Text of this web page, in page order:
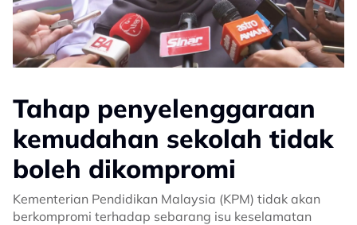
Tahap penyelenggaraan
kemudahan sekolah tidak
boleh dikompromi
Kementerian Pendidikan Malaysia (KPM) tidak akan
berkompromi terhadap sebarang isu keselamatan